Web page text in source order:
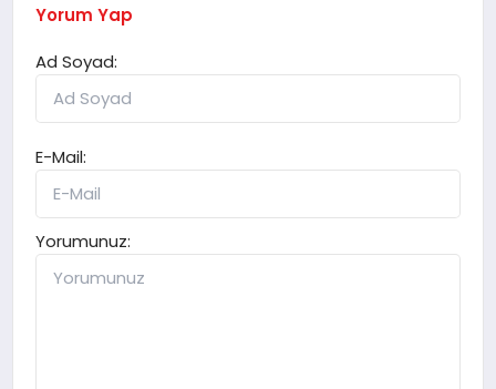
Yorum Yap
Ad Soyad:
E-Mail:
Yorumunuz: